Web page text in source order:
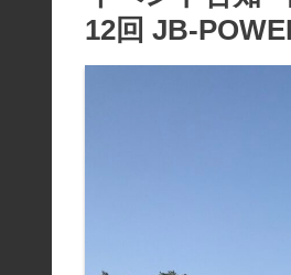
12回 JB-